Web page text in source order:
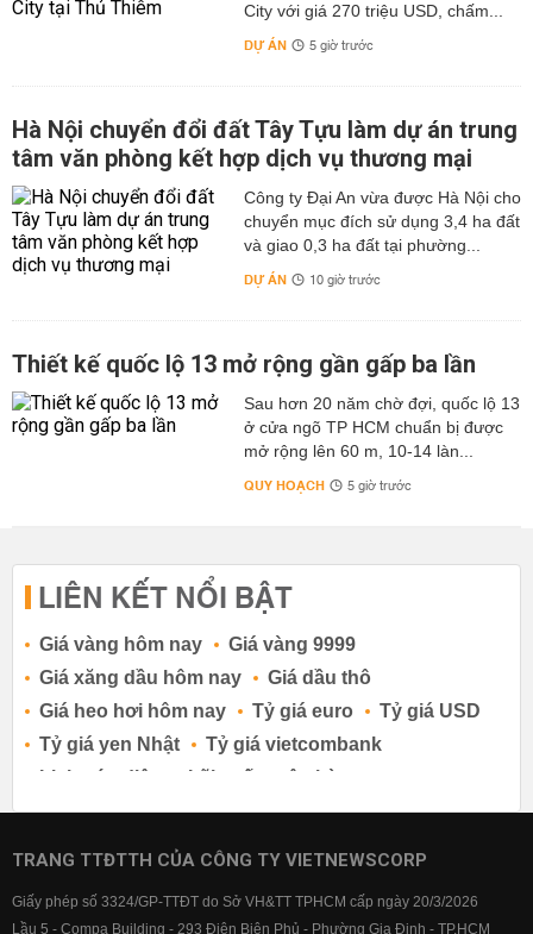
City với giá 270 triệu USD, chấm...
DỰ ÁN 5 giờ trước
Hà Nội chuyển đổi đất Tây Tựu làm dự án trung
tâm văn phòng kết hợp dịch vụ thương mại
Công ty Đại An vừa được Hà Nội cho
chuyển mục đích sử dụng 3,4 ha đất
và giao 0,3 ha đất tại phường...
DỰ ÁN 10 giờ trước
Thiết kế quốc lộ 13 mở rộng gần gấp ba lần
Sau hơn 20 năm chờ đợi, quốc lộ 13
ở cửa ngõ TP HCM chuẩn bị được
mở rộng lên 60 m, 10-14 làn...
QUY HOẠCH 5 giờ trước
LIÊN KẾT NỔI BẬT
Giá vàng hôm nay
Giá vàng 9999
Giá xăng dầu hôm nay
Giá dầu thô
Giá heo hơi hôm nay
Tỷ giá euro
Tỷ giá USD
Tỷ giá yen Nhật
Tỷ giá vietcombank
Lịch cúp điện
Lãi suất ngân hàng
Lãi suất tiết kiệm
Lãi suất tiền gửi
Lãi suất ngân hàng Agribank
Lãi suất ngân hàng BIDV
TRANG TTĐTTH CỦA CÔNG TY VIETNEWSCORP
Giấy phép số 3324/GP-TTĐT do Sở VH&TT TPHCM cấp ngày 20/3/2026
Lầu 5 - Compa Building - 293 Điện Biên Phủ - Phường Gia Định - TP.HCM